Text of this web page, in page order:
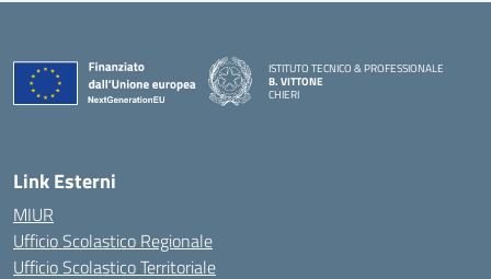
ISTITUTO TECNICO & PROFESSIONALE
B. VITTONE
CHIERI
Link Esterni
MIUR
Ufficio Scolastico Regionale
Ufficio Scolastico Territoriale